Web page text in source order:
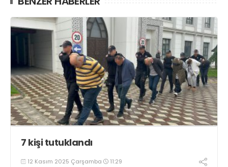
7 kişi tutuklandı
12 Kasım 2025 Çarşamba 11:29